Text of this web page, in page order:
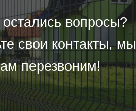
вопросы?
свои контакты, мы
перезвоним!